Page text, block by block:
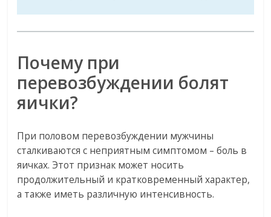
Почему при
перевозбуждении болят
яички?
При половом перевозбуждении мужчины
сталкиваются с неприятным симптомом – боль в
яичках. Этот признак может носить
продолжительный и кратковременный характер,
а также иметь различную интенсивность.